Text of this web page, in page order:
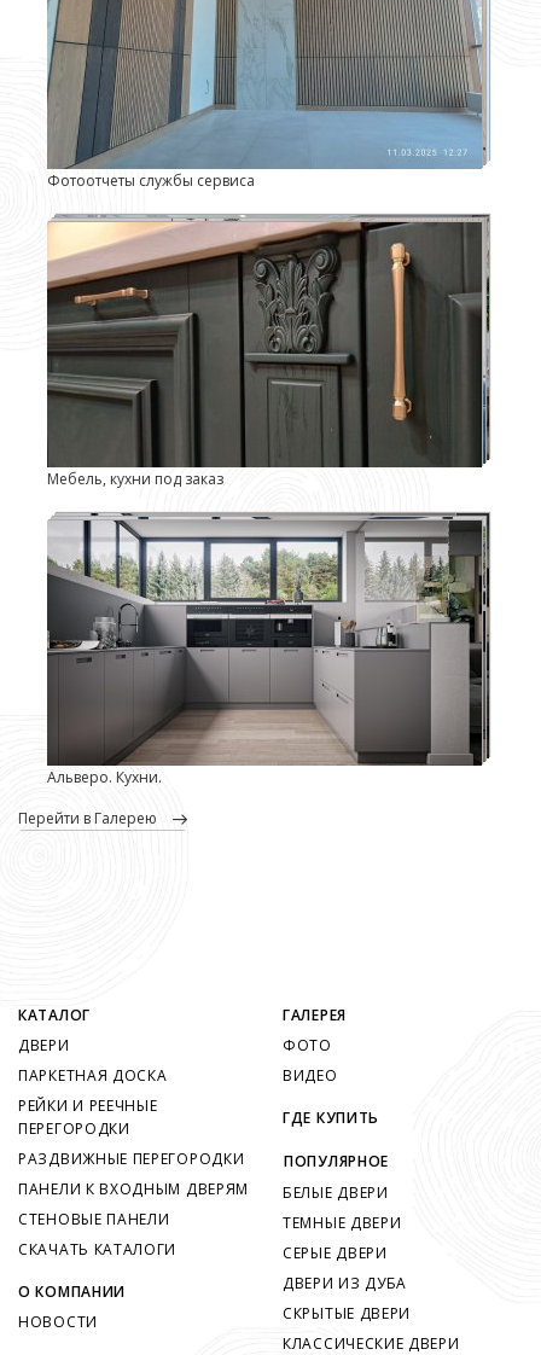
Фотоотчеты службы сервиса
Мебель, кухни под заказ
Альверо. Кухни.
перейти в Галерею
КАТАЛОГ
ДВЕРИ
ПАРКЕТНАЯ ДОСКА
РЕЙКИ И РЕЕЧНЫЕ
ПЕРЕГОРОДКИ
РАЗДВИЖНЫЕ ПЕРЕГОРОДКИ
ПАНЕЛИ К ВХОДНЫМ ДВЕРЯМ
СТЕНОВЫЕ ПАНЕЛИ
СКАЧАТЬ КАТАЛОГИ
О КОМПАНИИ
НОВОСТИ
ГАЛЕРЕЯ
ФОТО
ВИДЕО
ГДЕ КУПИТЬ
ПОПУЛЯРНОЕ
БЕЛЫЕ ДВЕРИ
ТЕМНЫЕ ДВЕРИ
СЕРЫЕ ДВЕРИ
ДВЕРИ ИЗ ДУБА
СКРЫТЫЕ ДВЕРИ
КЛАССИЧЕСКИЕ ДВЕРИ